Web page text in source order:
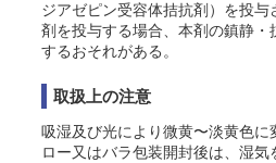
ジアゼピン受容体拮抗剤）を投与
剤を投与する場合、本剤の鎮静・
するおそれがある。
取扱上の注意
吸湿及び光により微黄〜淡黄色
ロー又はバラ包装開封後は、湿気